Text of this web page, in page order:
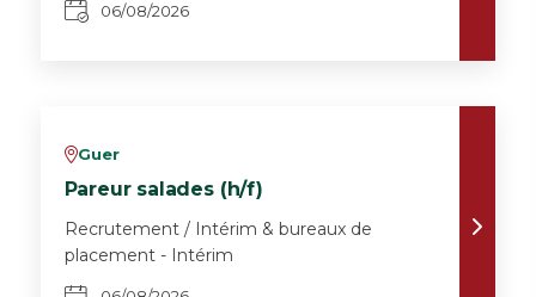
06/08/2026
vGuer
Pareur salades (h/f)
Recrutement / Intérim & bureaux de
placement - Intérim